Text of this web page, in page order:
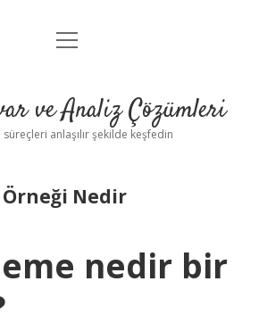
Anasayfa
Yasal Uyarı
menüyü
ve Analiz Çözümleri
anlaşılır şekilde keşfedin
Nedir
nedir bir